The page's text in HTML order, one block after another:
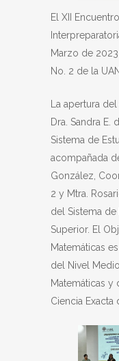
El XII
Marzo de
No. 2 de la
La apertura
Dra. Sandra E.
Sistema de
acompañada
González,
2 y Mtra.
del Sistema
Superior. El
Matemáticas
del Nivel
Matemáticas y
Ciencia Exacta